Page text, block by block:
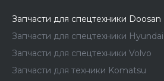
Запчасти для спецтехники Doosan
Запчасти для спецтехники Hyundai
Запчасти для спецтехники Volvo
Запчасти для техники Komatsu